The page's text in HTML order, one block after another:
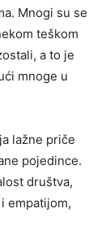
Mnogi su se
teškom
a to je
mnoge u
lažne priče
pojedince.
društva,
empatijom,